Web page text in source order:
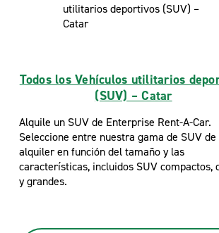
Todos los Vehículos utilitarios
(SUV) – Catar
Alquile un SUV de Enterprise Rent-A-Car.
Seleccione entre nuestra gama de SUV de
alquiler en función del tamaño y las
características, incluidos SUV compactos,
y grandes.